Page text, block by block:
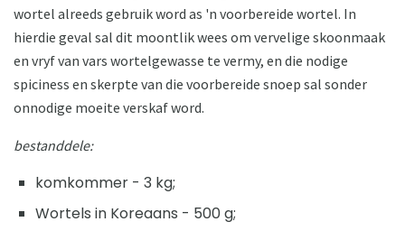
wortel alreeds gebruik word as 'n voorbereide wortel. In
hierdie geval sal dit moontlik wees om vervelige skoonmaak
en vryf van vars wortelgewasse te vermy, en die nodige
spiciness en skerpte van die voorbereide snoep sal sonder
onnodige moeite verskaf word.
bestanddele:
komkommer - 3 kg;
Wortels in Koreaans - 500 g;